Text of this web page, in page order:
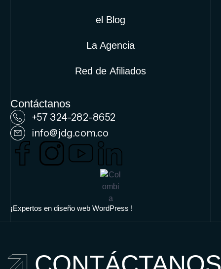
el Blog
La Agencia
Red de Afiliados
Contáctanos
+57 324-282-8652
info@jdg.com.co
¡Expertos en diseño web WordPress !